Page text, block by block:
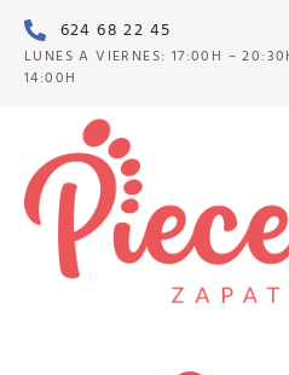
624 68 22 45
LUNES A VIERNES: 17:00H –
14:00H